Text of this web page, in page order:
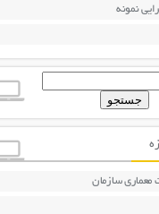
نمونه
معماری سازمان